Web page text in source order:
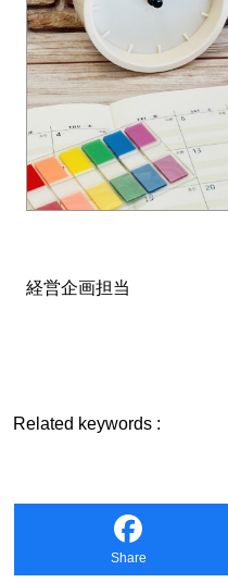
経営企画担当
Related keywords :
Share